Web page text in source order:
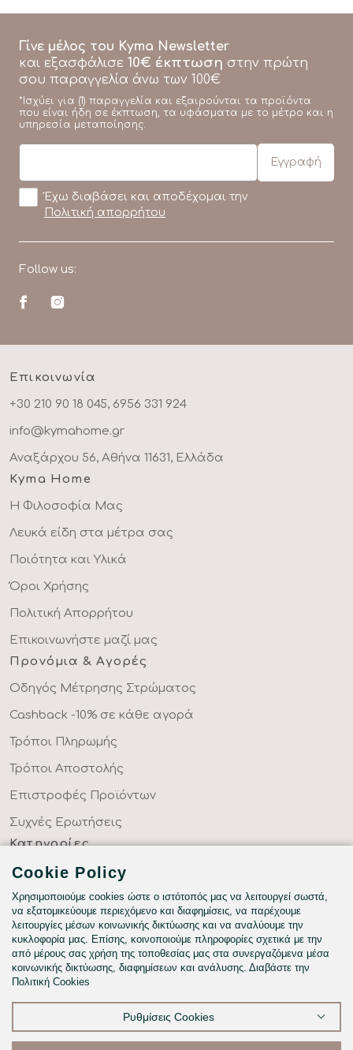
Γίνε μέλος του Kyma Newsletter
και εξασφάλισε 10€ έκπτωση στην πρώτη
σου παραγγελία άνω των 100€
*Ισχύει για (1) παραγγελία και εξαιρούνται τα προϊόντα
που είναι ήδη σε έκπτωση, τα υφάσματα με το μέτρο και η
υπηρεσία μεταποίησης.
Έχω διαβάσει και αποδέχομαι την
Πολιτική απορρήτου
Follow us:
Επικοινωνία
+30 210 90 18 045, 6956 331 924
info@kymahome.gr
Αναξάρχου 56, Αθήνα 11631, Ελλάδα
Kyma Home
Η Φιλοσοφία Μας
Λευκά είδη στα μέτρα σας
Ποιότητα και Υλικά
Όροι Χρήσης
Πολιτική Απορρήτου
Επικοινωνήστε μαζί μας
Προνόμια & Αγορές
Οδηγός Μέτρησης Στρώματος
Cashback -10% σε κάθε αγορά
Τρόποι Πληρωμής
Τρόποι Αποστολής
Επιστροφές Προϊόντων
Συχνές Ερωτήσεις
Κατηγορίες
ΣΕΝΤΟΝΙΑ ΣΤΑ ΜΕΤΡΑ ΣΑΣ
ΥΦΑΣΜΑΤΑ ΜΕ ΤΟ ΜΕΤΡΟ
ΥΠΝΟΔΩΜΑΤΙΟ
HOTEL & BNB
ΠΑΙΔΙΚΟ - ΕΦΗΒΙΚΟ
Cookie Policy
Χρησιμοποιούμε cookies ώστε ο ιστότοπός μας να λειτουργεί σωστά,
να εξατομικεύουμε περιεχόμενο και διαφημίσεις, να παρέχουμε
λειτουργίες μέσων κοινωνικής δικτύωσης και να αναλύουμε την
κυκλοφορία μας. Επίσης, κοινοποιούμε πληροφορίες σχετικά με την
από μέρους σας χρήση της τοποθεσίας μας στα συνεργαζόμενα μέσα
κοινωνικής δικτύωσης, διαφημίσεων και ανάλυσης. Διαβάστε την
Πολιτική Cookies
Ρυθμίσεις Cookies